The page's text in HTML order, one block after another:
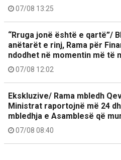
07/08 13:25
“Rruga jonë është e qartë”/
anëtarët e rinj, Rama për
ndodhet në momentin më të
07/08 12:02
Ekskluzive/ Rama mbledh
Ministrat raportojnë më 24
mbledhja e Asamblesë që
07/08 08:40